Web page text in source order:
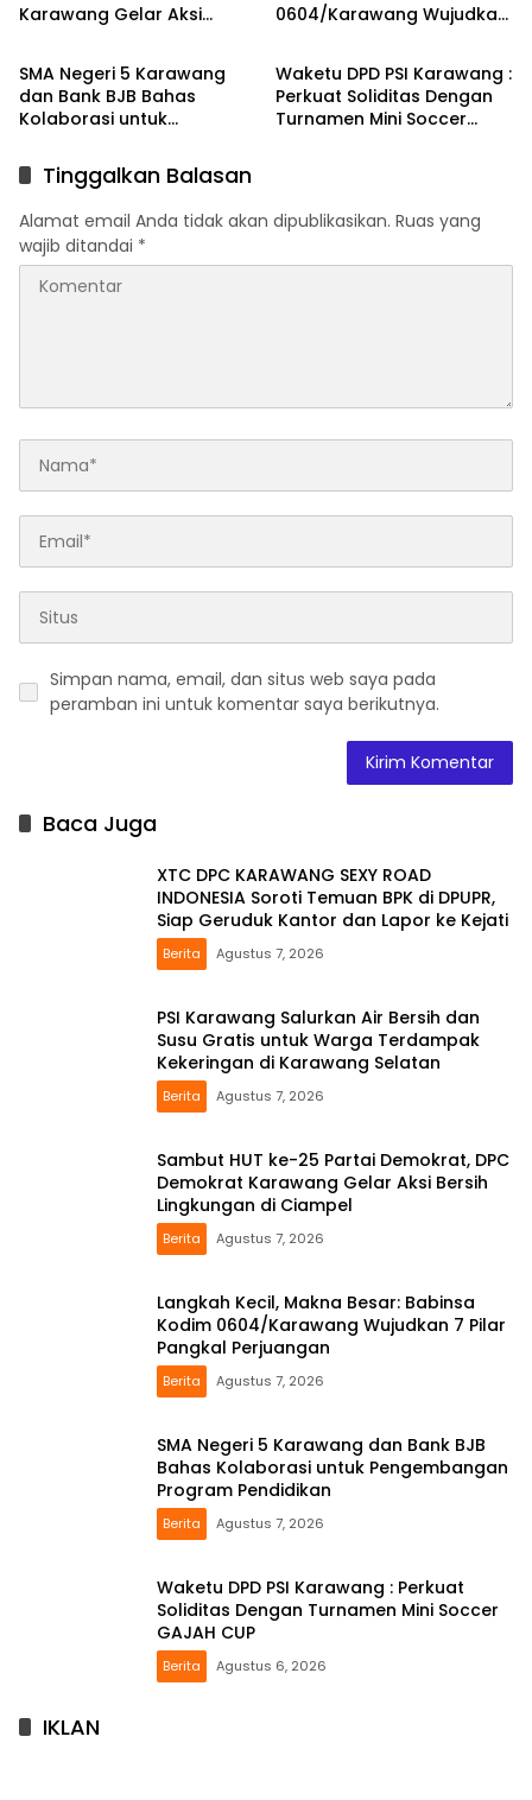
Karawang Gelar Aksi
0604/Karawang Wujudkan
Berita
SMA Negeri 5 Karawang
dan Bank BJB Bahas
Kolaborasi untuk
Pendidikan
Berita
Waketu DPD PSI Karawang :
Perkuat Soliditas Dengan
Turnamen Mini Soccer
Tinggalkan Balasan
Alamat email Anda tidak akan dipublikasikan. Ruas yang
wajib ditandai *
Simpan nama, email, dan situs web saya pada
peramban ini untuk komentar saya berikutnya.
Baca Juga
XTC DPC KARAWANG SEXY ROAD
INDONESIA Soroti Temuan BPK di DPUPR,
Siap Geruduk Kantor dan Lapor ke Kejati
Berita Agustus 7, 2026
PSI Karawang Salurkan Air Bersih dan
Susu Gratis untuk Warga Terdampak
Kekeringan di Karawang Selatan
Berita Agustus 7, 2026
Sambut HUT ke-25 Partai Demokrat, DPC
Demokrat Karawang Gelar Aksi Bersih
Lingkungan di Ciampel
Berita Agustus 7, 2026
Langkah Kecil, Makna Besar: Babinsa
Kodim 0604/Karawang Wujudkan 7 Pilar
Pangkal Perjuangan
Berita Agustus 7, 2026
SMA Negeri 5 Karawang dan Bank BJB
Bahas Kolaborasi untuk Pengembangan
Program Pendidikan
Berita Agustus 7, 2026
Waketu DPD PSI Karawang : Perkuat
Soliditas Dengan Turnamen Mini Soccer
GAJAH CUP
Berita Agustus 6, 2026
IKLAN